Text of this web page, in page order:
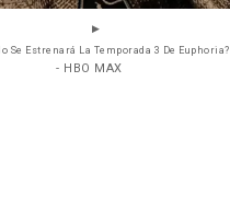
Se Estrenará La Temporada 3 De Euphoria?
- HBO MAX